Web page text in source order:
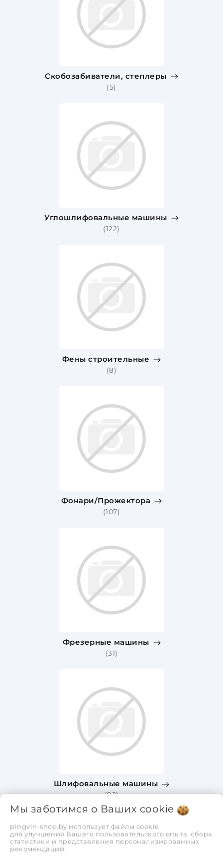
Скобозабиватели, степлеры
(5)
Углошлифовальные машины
(122)
Фены строительные
(8)
Фонари/Прожектора
(107)
Фрезерные машины
(31)
Шлифовальные машины
(92)
Мы заботимся о Ваших cookie
pingvin-shop.by использует файлы cookie
для улучшения Вашего пользовательского опыта, сбора
статистики и представления персонализированных
рекомендаций.